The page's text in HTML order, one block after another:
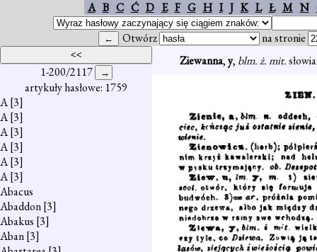
A B C Ć D E F G H I J K L Ł M N
Otwórz na stronie
1-200/2117
artykuły hasłowe: 1759
A[3]
A[3]
A[3]
A[3]
A[3]
A[3]
Abacus
Abaddon[3]
Abakus [3]
Aban[3]
Ziewanna,y, blm. ż. mit.